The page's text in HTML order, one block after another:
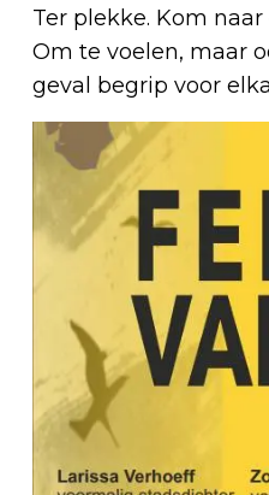
Ter plekke. Kom
Om te voelen, maar
geval begrip voor